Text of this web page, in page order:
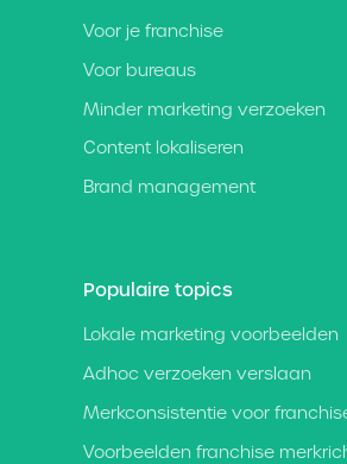
Voor je franchise
Voor bureaus
Minder marketing verzoeken
Content lokaliseren
Brand management
Populaire topics
Lokale marketing voorbeelden
Adhoc verzoeken verslaan
Merkconsistentie voor
Voorbeelden franchise